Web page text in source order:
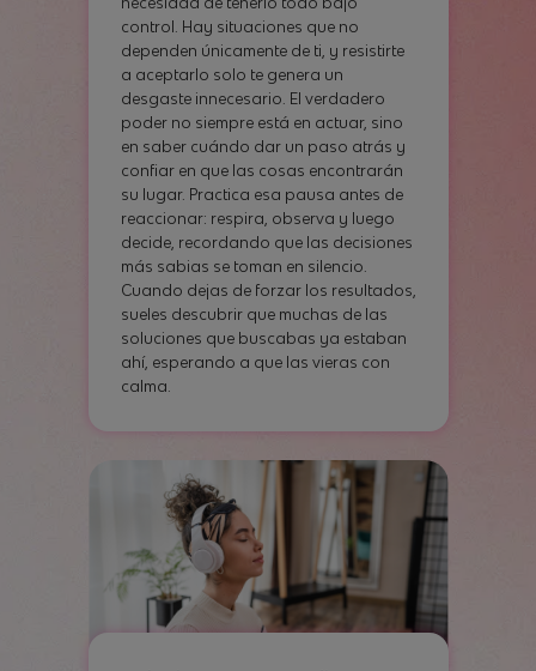
control. Hay situaciones que no
dependen únicamente de ti, y resistirte
a aceptarlo solo te genera un
desgaste innecesario. El verdadero
poder no siempre está en actuar, sino
en saber cuándo dar un paso atrás y
confiar en que las cosas encontrarán
su lugar. Practica esa pausa antes de
reaccionar: respira, observa y luego
decide, recordando que las decisiones
más sabias se toman en silencio.
Cuando dejas de forzar los resultados,
sueles descubrir que muchas de las
soluciones que buscabas ya estaban
ahí, esperando a que las vieras con
calma.